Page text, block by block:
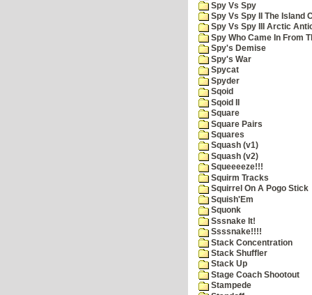
Spy Vs Spy
Spy Vs Spy II The Island
Spy Vs Spy III Arctic
Spy Who Came In From
Spy's Demise
Spy's War
Spycat
Spyder
Sqoid
Sqoid II
Square
Square Pairs
Squares
Squash (v1)
Squash (v2)
Squeeeeze!!!
Squirm Tracks
Squirrel On A Pogo Stick
Squish'Em
Squonk
Sssnake It!
Ssssnake!!!!
Stack Concentration
Stack Shuffler
Stack Up
Stage Coach Shootout
Stampede